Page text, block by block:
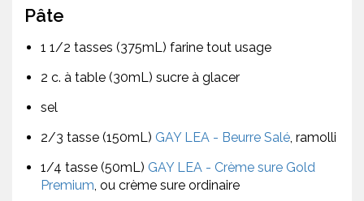
Pâte
1 1/2 tasses (375mL) farine tout usage
2 c. à table (30mL) sucre à glacer
sel
2/3 tasse (150mL) GAY LEA - Beurre Salé, ramolli
1/4 tasse (50mL) GAY LEA - Crème sure Gold
Premium, ou crème sure ordinaire